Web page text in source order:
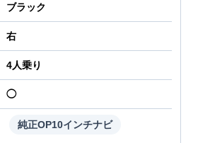
ブラック
右
4人乗り
◯
純正OP10インチナビ